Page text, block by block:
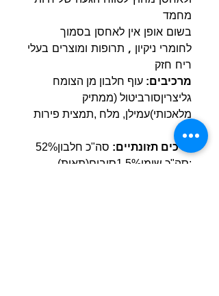
מחמד
בשום אופן אין לאחסן בסמוך
לחומרי ניקיון , תרופות ומוצרים בעלי
ריח חזק
מרכיבים: עוף חלבון מן הצומח
גליצריןסורביטול (ממתיק
מלאכותי)עמילן, מלח ,תמצית פירות
ים.
ערכים תזונתיים:
סה"כ חלבון52%
;סה"כ שומן1.5%סיבים(תאית)